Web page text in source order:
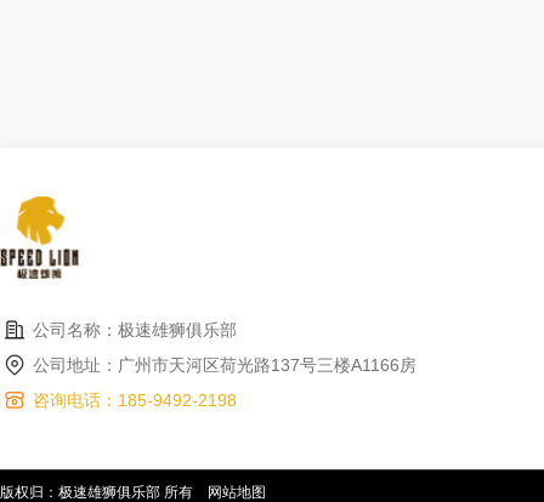
公司名称：极速雄狮俱乐部
公司地址：广州市天河区荷光路137号三楼A1166房
咨询电话：185-9492-2198
版权归：极速雄狮俱乐部 所有 网站地图